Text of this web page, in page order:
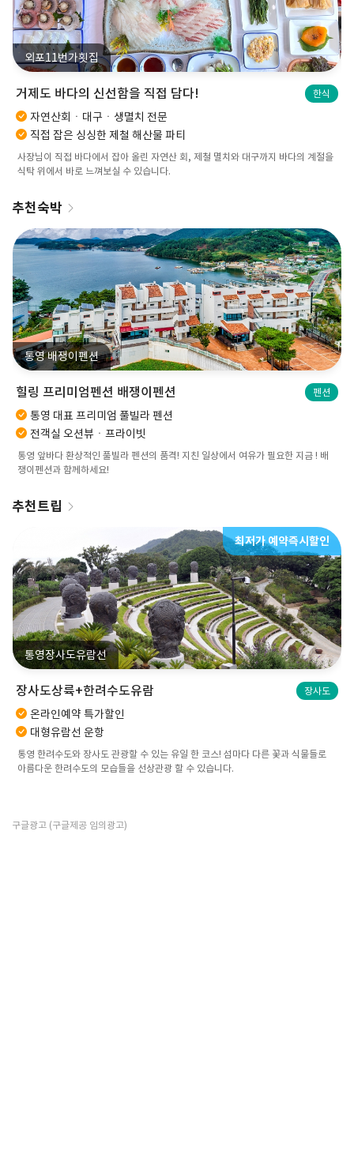
11번가횟집
바다의 신선함을 직접 담다!
산회ㆍ대구ㆍ생멸치 전문
잡은 싱싱한 제철 해산물 파티
이 직접 바다에서 잡아 올린 자연산 회, 제철 멸치와 대구까지 바다의 계절을
에서 바로 느껴보실 수 있습니다.
사랑
묵은
잘 익은
추천숙박
통영 배쟁이펜션
힐링 프리미엄펜션 배쟁이펜션 펜션
통영 대표 프리미엄 풀빌라 펜션
전객실 오션뷰ㆍ프라이빗
통영 앞바다 환상적인 풀빌라 펜션의 품격! 지친 일상에서 여유가 필요한 지금 ! 배
쟁이펜션과 함께하세요!
추천트립
최저가 예약즉시할인
통영장사도유람선
장사도상륙+한려수도유람 장사도
온라인예약 특가할인
대형유람선 운항
통영 한려수도와 장사도 관광할 수 있는 유일 한 코스! 섬마다 다른 꽃과 식물들로
아름다운 한려수도의 모습들을 선상관광 할 수 있습니다.
구글광고 (구글제공 임의광고)